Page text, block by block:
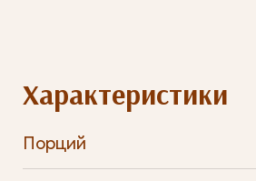
Характеристики
Порций